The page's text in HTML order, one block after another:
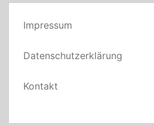
Impressum
Datenschutzerklärung
Kontakt